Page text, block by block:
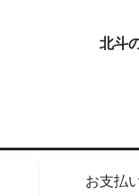
北斗
お支払